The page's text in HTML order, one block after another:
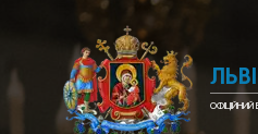
ОФІЦІЙНИЙ